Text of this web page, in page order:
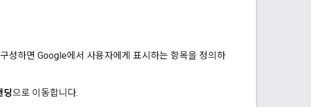
성하면 Google에서 사용자에게 표시하는 항목을 정의하
딩으로 이동합니다.